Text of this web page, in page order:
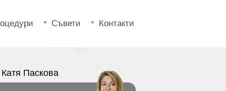
Съвети Контакти
Паскова